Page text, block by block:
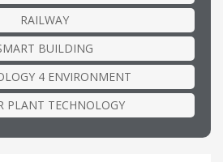
RAILWAY
BUILDING
4 ENVIRONMENT
PLANT TECHNOLOGY